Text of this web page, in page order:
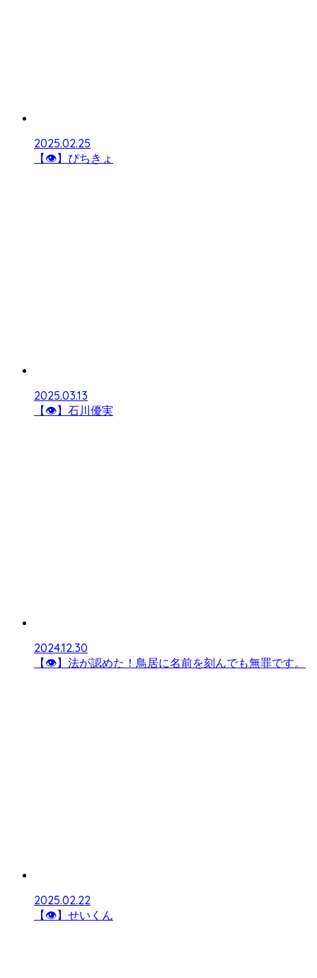
2025.02.25
【👁】ぴちきょ
2025.03.13
【👁】石川優実
2024.12.30
【👁】法が認めた！鳥居に名前を刻んでも無罪です。
2025.02.22
【👁】せいくん